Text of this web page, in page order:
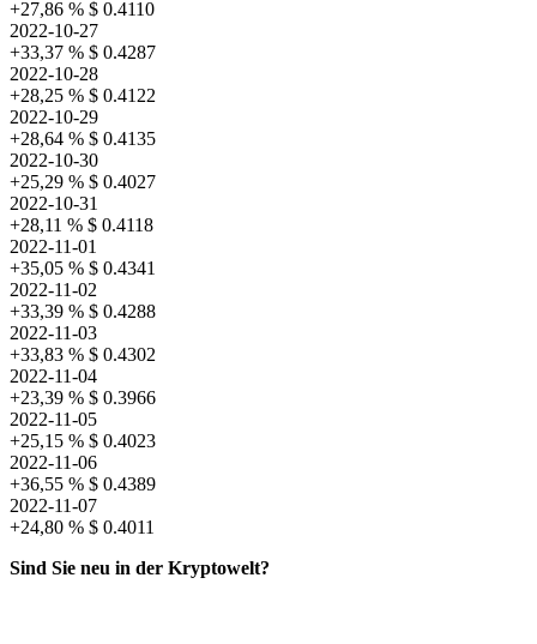
+27,86 % $ 0.4110
2022-10-27
+33,37 % $ 0.4287
2022-10-28
+28,25 % $ 0.4122
2022-10-29
+28,64 % $ 0.4135
2022-10-30
+25,29 % $ 0.4027
2022-10-31
+28,11 % $ 0.4118
2022-11-01
+35,05 % $ 0.4341
2022-11-02
+33,39 % $ 0.4288
2022-11-03
+33,83 % $ 0.4302
2022-11-04
+23,39 % $ 0.3966
2022-11-05
+25,15 % $ 0.4023
2022-11-06
+36,55 % $ 0.4389
2022-11-07
+24,80 % $ 0.4011
Sind Sie neu in der Kryptowelt?